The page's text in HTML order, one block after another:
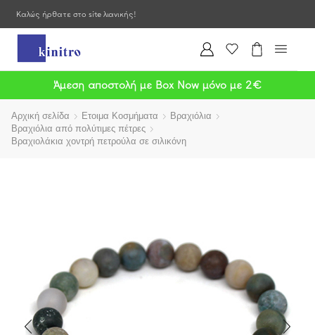
Καλώς ήρθατε στο site λιανικής!
Άμεση αποστολή με Box Now μόνο με 2€
Αρχική σελίδα Ετοιμα Κοσμήματα
Βραχιόλια
Βραχιόλια από πολύτιμες πέτρες
Βραχιολάκια χοντρή πετρούλα σε σιλικόνη